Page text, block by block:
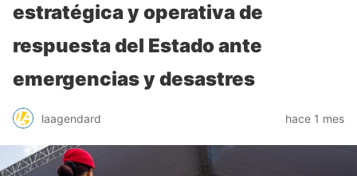
estratégica y operativa de
respuesta del Estado ante
emergencias y desastres
laagendard hace 1 mes